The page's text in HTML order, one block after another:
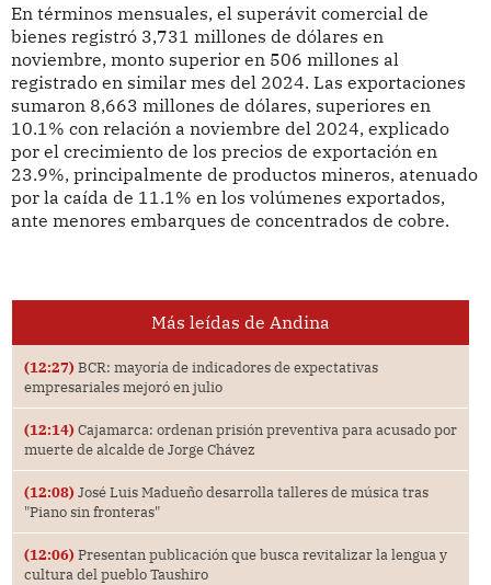
En términos mensuales, el superávit comercial de
bienes registró 3,731 millones de dólares en
noviembre, monto superior en 506 millones al
registrado en similar mes del 2024. Las exportaciones
sumaron 8,663 millones de dólares, superiores en
10.1% con relación a noviembre del 2024, explicado
por el crecimiento de los precios de exportación en
23.9%, principalmente de productos mineros, atenuado
por la caída de 11.1% en los volúmenes exportados,
ante menores embarques de concentrados de cobre.
Más leídas de Andina
(12:27) BCR: mayoría de indicadores de expectativas
empresariales mejoró en julio
(12:14) Cajamarca: ordenan prisión preventiva para acusado por
muerte de alcalde de Jorge Chávez
(12:08) José Luis Madueño desarrolla talleres de música tras
"Piano sin fronteras"
(12:06) Presentan publicación que busca revitalizar la lengua y
cultura del pueblo Taushiro